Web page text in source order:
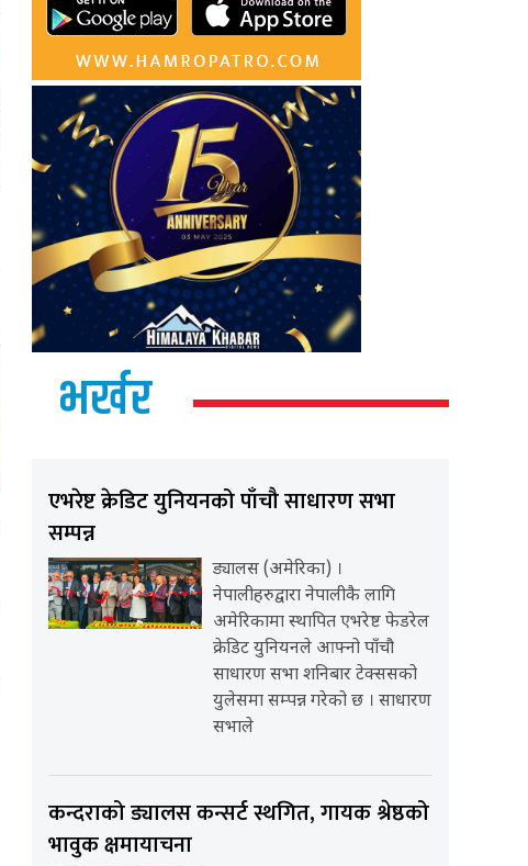
भर्खर
एभरेष्ट क्रेडिट युनियनको पाँचौ साधारण सभा
सम्पन्न
ड्यालस (अमेरिका) ।
नेपालीहरुद्वारा नेपालीकै लागि
अमेरिकामा स्थापित एभरेष्ट फेडरेल
क्रेडिट युनियनले आफ्नो पाँचौ
साधारण सभा शनिबार टेक्ससको
युलेसमा सम्पन्न गरेको छ । साधारण
सभाले
कन्दराको ड्यालस कन्सर्ट स्थगित, गायक श्रेष्ठको
भावुक क्षमायाचना